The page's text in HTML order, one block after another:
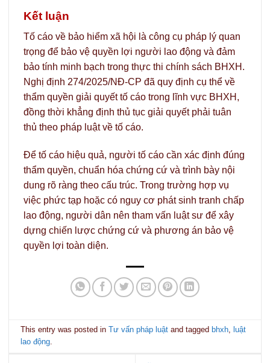
Kết luận
Tố cáo về bảo hiểm xã hội là công cụ pháp lý quan
trọng để bảo vệ quyền lợi người lao động và đảm
bảo tính minh bạch trong thực thi chính sách BHXH.
Nghị định 274/2025/NĐ-CP đã quy định cụ thể về
thẩm quyền giải quyết tố cáo trong lĩnh vực BHXH,
đồng thời khẳng định thủ tục giải quyết phải tuân
thủ theo pháp luật về tố cáo.
Để tố cáo hiệu quả, người tố cáo cần xác định đúng
thẩm quyền, chuẩn hóa chứng cứ và trình bày nội
dung rõ ràng theo cấu trúc. Trong trường hợp vụ
việc phức tạp hoặc có nguy cơ phát sinh tranh chấp
lao động, người dân nên tham vấn luật sư để xây
dựng chiến lược chứng cứ và phương án bảo vệ
quyền lợi toàn diện.
This entry was posted inTư vấn pháp luật and tagged bhxh, luật
lao động.